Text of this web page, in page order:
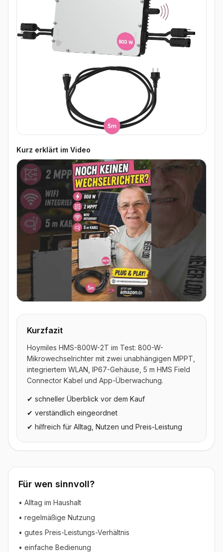
Kurz erklärt im Video
▶ Video ansehen
Kurzfazit
Hoymiles HMS-800W-2T im Test: 800-W-
Mikrowechselrichter mit zwei unabhängigen MPPT,
integriertem WLAN, IP67-Gehäuse, 5 m HMS Field
Connector Kabel und App-Überwachung.
✔ schneller Überblick vor dem Kauf
✔ verständlich eingeordnet
✔ hilfreich für Alltag, Nutzen und Preis-Leistung
Für wen sinnvoll?
• Alltag im Haushalt
• regelmäßige Nutzung
• gutes Preis-Leistungs-Verhältnis
• einfache Bedienung